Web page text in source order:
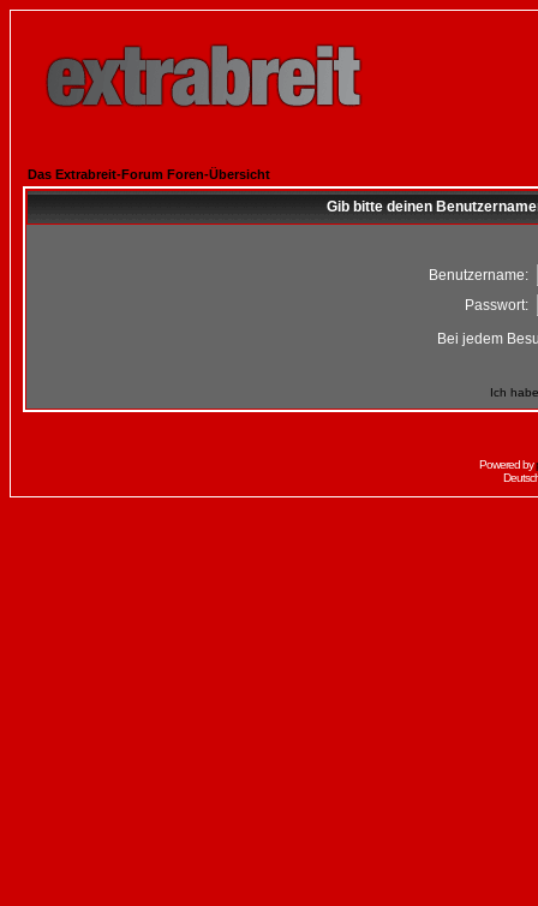
Das Extrabreit-Forum Foren-Übersicht
Gib bitte deinen
Benutzername:
Passwort:
Bei jedem
Ich
Powered by